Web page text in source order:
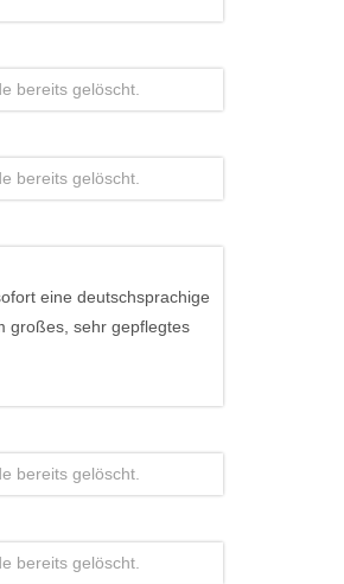
bereits gelöscht.
bereits gelöscht.
eine deutschsprachige
großes, sehr gepflegtes
bereits gelöscht.
bereits gelöscht.